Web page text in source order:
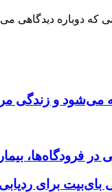
که دوباره دیدگاهی
می‌شود و زندگی
فرودگاه‌ها،
دارایی‌های هک ۱.۵